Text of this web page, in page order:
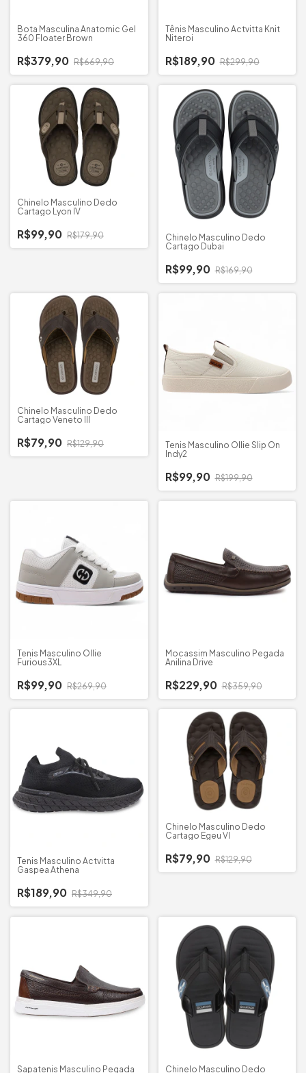
Bota Masculina Anatomic Gel
360 Floater Brown
R$379,90 R$669,90
Tênis Masculino Actvitta Knit
Niteroi
R$189,90 R$299,90
Chinelo Masculino Dedo
Cartago Lyon IV
R$99,90 R$179,90
Chinelo Masculino Dedo
Cartago Dubai
R$99,90 R$169,90
Chinelo Masculino Dedo
Cartago Veneto III
R$79,90 R$129,90
Tenis Masculino Ollie Slip On
Indy2
R$99,90 R$199,90
Tenis Masculino Ollie
Furious3XL
R$99,90 R$269,90
Mocassim Masculino Pegada
Anilina Drive
R$229,90 R$359,90
Tenis Masculino Actvitta
Gaspea Athena
R$189,90 R$349,90
Chinelo Masculino Dedo
Cartago Egeu VI
R$79,90 R$129,90
Sapatenis Masculino Pegada
Chinelo Masculino Dedo